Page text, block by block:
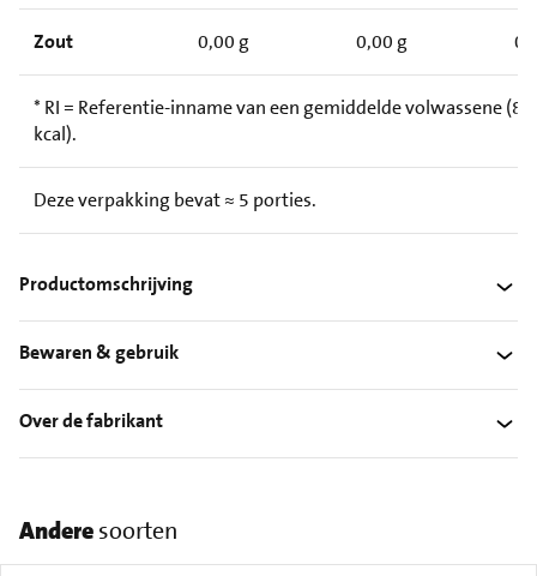
Zout 0,00 g 0,00 g
* RI = Referentie-inname van een gemiddelde volwassene
kcal).
Deze verpakking bevat ≈ 5 porties.
Productomschrijving
Bewaren & gebruik
Over de fabrikant
Anderesoorten